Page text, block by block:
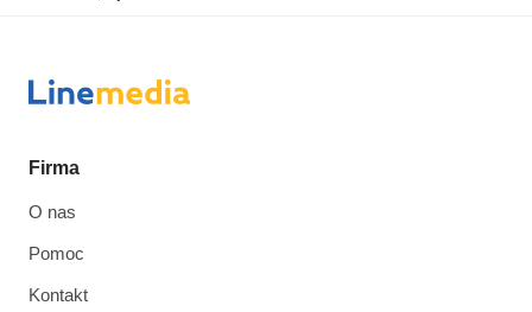
Firma
O nas
Pomoc
Kontakt